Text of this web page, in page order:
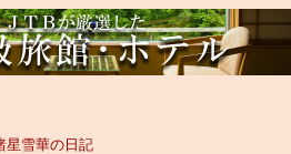
星雪華の日記